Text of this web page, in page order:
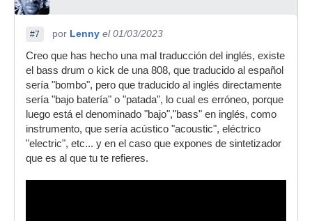
#7 por Lenny el 01/03/2023
Creo que has hecho una mal traducción del inglés, existe
el bass drum o kick de una 808, que traducido al español
sería "bombo", pero que traducido al inglés directamente
sería "bajo batería" o "patada", lo cual es erróneo, porque
luego está el denominado "bajo","bass" en inglés, como
instrumento, que sería acústico "acoustic", eléctrico
"electric", etc... y en el caso que expones de sintetizador
que es al que tu te refieres.